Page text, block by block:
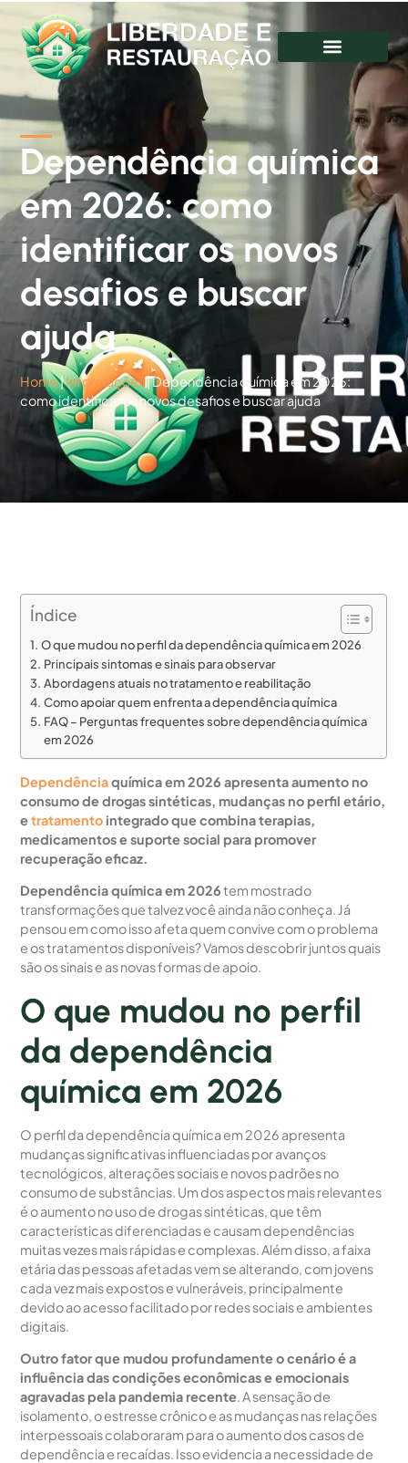
Dependência química
em 2026: como
identificar os novos
desafios e buscar
ajuda
Home|Informações|Dependência química em 2026:
como identificar os novos desafios e buscar ajuda
Índice
O que mudou no perfil da dependência química em 2026
Principais sintomas e sinais para observar
Abordagens atuais no tratamento e reabilitação
Como apoiar quem enfrenta a dependência química
FAQ – Perguntas frequentes sobre dependência química
em 2026
Dependênciaquímica em 2026 apresenta aumento no
consumo de drogas sintéticas, mudanças no perfil etário,
etratamento integrado que combina terapias,
medicamentos e suporte social para promover
recuperação eficaz.
Dependência química em 2026tem mostrado
transformações que talvez você ainda não conheça. Já
pensou em como isso afeta quem convive com o problema
e os tratamentos disponíveis? Vamos descobrir juntos quais
são os sinais e as novas formas de apoio.
O que mudou no perfil
da dependência
química em 2026
O perfil da dependência química em 2026 apresenta
mudanças significativas influenciadas por avanços
tecnológicos, alterações sociais e novos padrões no
consumo de substâncias. Um dos aspectos mais relevantes
é o aumento no uso de drogas sintéticas, que têm
características diferenciadas e causam dependências
muitas vezes mais rápidas e complexas. Além disso, a faixa
etária das pessoas afetadas vem se alterando, com jovens
cada vez mais expostos e vulneráveis, principalmente
devido ao acesso facilitado por redes sociais e ambientes
digitais.
Outro fator que mudou profundamente o cenário é a
influência das condições econômicas e emocionais
agravadas pela pandemia recente. A sensação de
isolamento, o estresse crônico e as mudanças nas relações
interpessoais colaboraram para o aumento dos casos de
dependência e recaídas. Isso evidencia a necessidade de